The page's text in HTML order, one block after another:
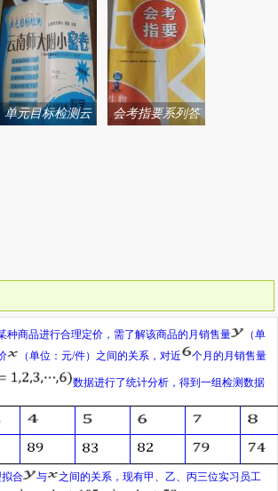
答案
单元目标检测云
会考指要系列答
种商品进行合理定价，需了解该商品的月销售量
（单
（单位：元/件）之间的关系，对近 个月的月销售量
数据进行了统计分析，得到一组检测数据
合 与
之间的关系，现有甲、乙、丙三位实习员工